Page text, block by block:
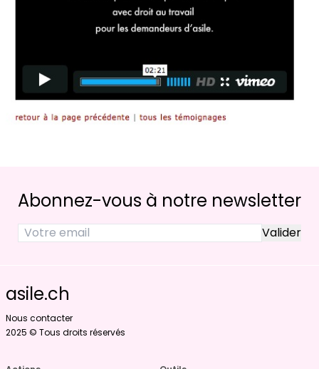
Abonnez-vous à notre newsletter
asile.ch
Nous contacter
2025 © Tous droits réservés